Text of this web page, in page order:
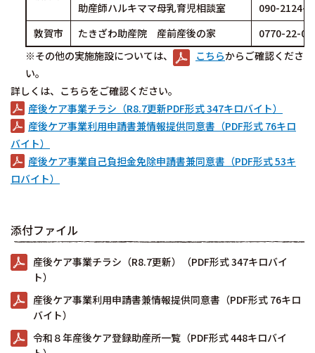
助産師ハルキママ母乳育児相談室
090-2124-
敦賀市
たきざわ助産院 産前産後の家
0770-22-
※その他の実施施設については、
こちらからご確認くださ
い。
詳しくは、こちらをご確認ください。
産後ケア事業チラシ（R8.7更新PDF形式 347キロバイト）
産後ケア事業利用申請書兼情報提供同意書（PDF形式 76キロ
バイト）
産後ケア事業自己負担金免除申請書兼同意書（PDF形式 53キ
ロバイト）
添付ファイル
産後ケア事業チラシ（R8.7更新）（PDF形式 347キロバイ
ト）
産後ケア事業利用申請書兼情報提供同意書（PDF形式 76キロ
バイト）
令和８年産後ケア登録助産所一覧（PDF形式 448キロバイ